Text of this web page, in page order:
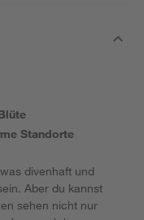
Standorte
divenhaft und
Aber du kannst
sehen nicht nur